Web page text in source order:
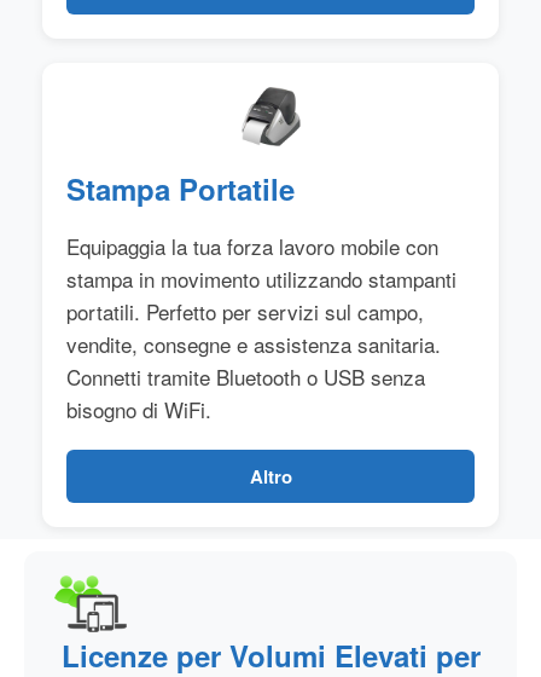
Stampa Portatile
Equipaggia la tua forza lavoro mobile con
stampa in movimento utilizzando stampanti
portatili. Perfetto per servizi sul campo,
vendite, consegne e assistenza sanitaria.
Connetti tramite Bluetooth o USB senza
bisogno di WiFi.
Altro
Licenze per Volumi Elevati per